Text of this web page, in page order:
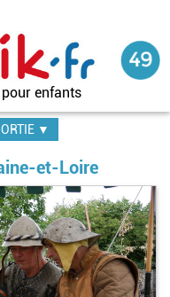
enfants
▼
et-Loire